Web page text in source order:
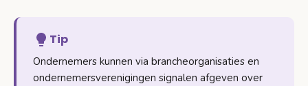
Tip
Ondernemers kunnen via brancheorganisaties en
ondernemersverenigingen signalen afgeven over